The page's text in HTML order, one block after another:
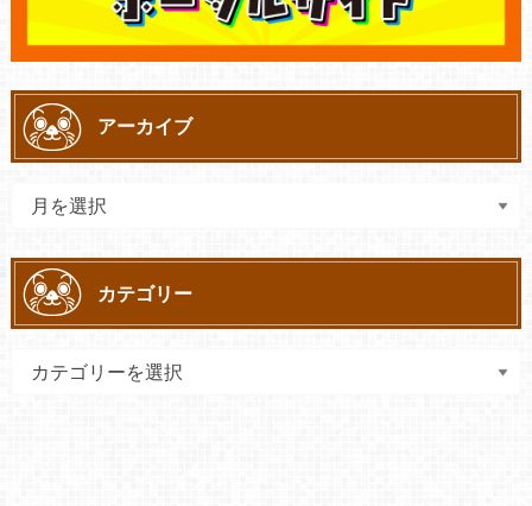
アーカイブ
カテゴリー